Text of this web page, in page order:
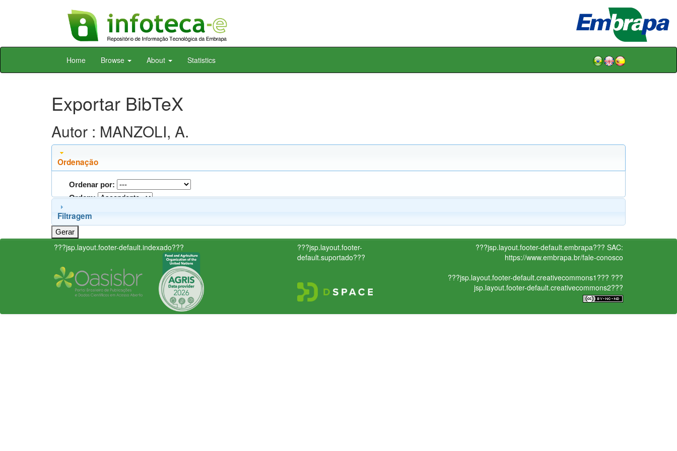
Skip
Home Browse About Statistics
Exportar BibTeX
Autor : MANZOLI, A.
Ordenação
Ordenar por:
Ordem:
Filtragem
???jsp.layout.footer-default.indexado???
???jsp.layout.footer-
default.suportado???
???jsp.layout.footer-default.embrapa??? SAC:
https://www.embrapa.br/fale-conosco
???jsp.layout.footer-default.creativecommons1??? ???
jsp.layout.footer-default.creativecommons2???